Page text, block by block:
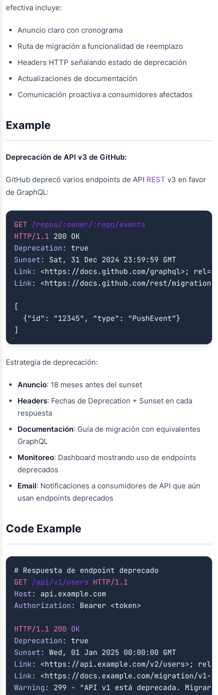
efectiva incluye:
Anuncio claro con cronograma
Ruta de migración a funcionalidad de reemplazo
Headers HTTP señalando estado de deprecación
Actualizaciones de documentación
Comunicación proactiva a consumidores afectados
Example
Deprecación de API v3 de GitHub:
GitHub deprecó varios endpoints de API REST v3 en favor
de GraphQL:
GET /repos/:owner/:repo/events
HTTP/1.1
Deprecation : true
Sunset :
Sat, 31 Dec 2024 23:59:59 GMT
Link :
<https://docs.github.com/graphql>;
Link : <https://docs.github.com/rest/
[
  {"id": "12345", "type": "PushEvent"}
]
Estrategia de deprecación:
Anuncio: 18 meses antes del sunset
Headers: Fechas de Deprecation + Sunset en cada
respuesta
Documentación: Guía de migración con equivalentes
GraphQL
Monitoreo: Dashboard mostrando uso de endpoints
deprecados
Email: Notificaciones a consumidores de API que aún
usan endpoints deprecados
Code Example
GET /api/v1/users HTTP/1.1
Host :
api.example.com
Authorization : Bearer <token>
HTTP/1.1 200 OK
Deprecation : true
Sunset : Wed, 01 Jan 2025 00:00:00 GMT
Link :
<https://api.example.com/v2/users>;
Link :
<https://docs.example.com/migration/
Warning :
299 - "API v1 está deprecada. Migrar